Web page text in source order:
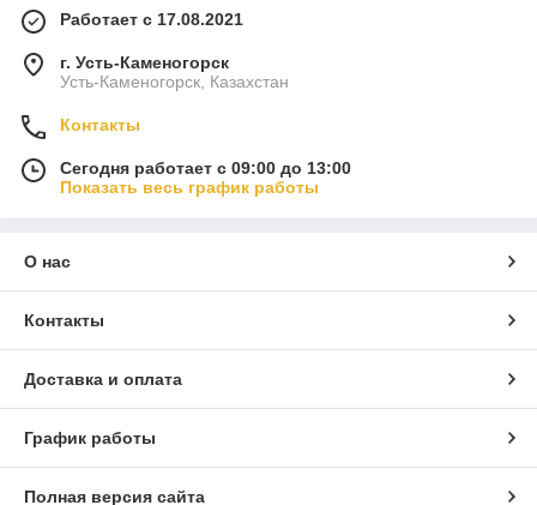
Работает с 17.08.2021
г. Усть-Каменогорск
Усть-Каменогорск, Казахстан
Контакты
Сегодня работает с 09:00 до 13:00
Показать весь график работы
О нас
Контакты
Доставка и оплата
График работы
Полная версия сайта